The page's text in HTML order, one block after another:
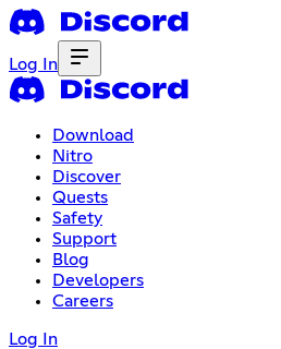
Log In
Download
Nitro
Discover
Quests
Safety
Support
Blog
Developers
Careers
Log In